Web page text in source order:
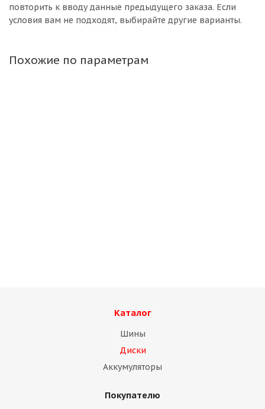
повторить к вводу данные предыдущего заказа. Если
условия вам не подходят, выбирайте другие варианты.
Похожие по параметрам
Каталог
Шины
Диски
Аккумуляторы
Покупателю